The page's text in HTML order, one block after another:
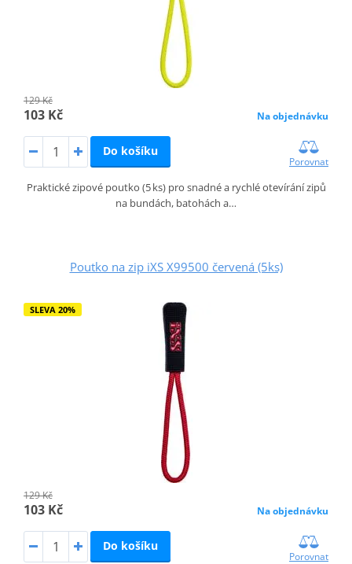
129 Kč
103 Kč Na objednávku
Do košíku
Porovnat
Praktické zipové poutko (5 ks) pro snadné a rychlé otevírání zipů
na bundách, batohách a…
Poutko na zip iXS X99500 červená (5ks)
SLEVA 20%
129 Kč
103 Kč Na objednávku
Do košíku
Porovnat